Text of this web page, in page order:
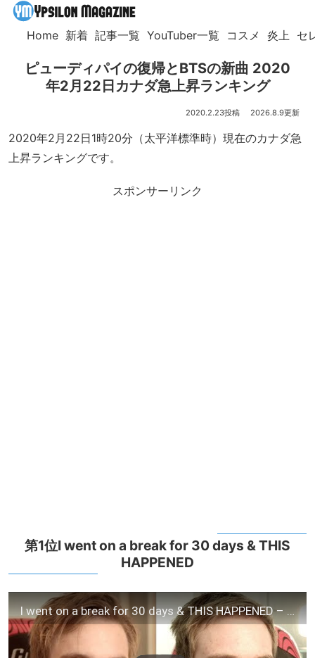
Home 新着 記事一覧 YouTuber一覧 コスメ 炎上 セ
ピューディパイの復帰とBTSの新曲 2020
年2月22日カナダ急上昇ランキング
2020.2.23 2026.8.9
2020年2月22日1時20分（太平洋標準時）現在のカナダ急
上昇ランキングです。
スポンサーリンク
第1位I went on a break for 30 days & THIS
HAPPENED
I went on a break for 30 days & THIS HAPPENED – LWIAY #00107